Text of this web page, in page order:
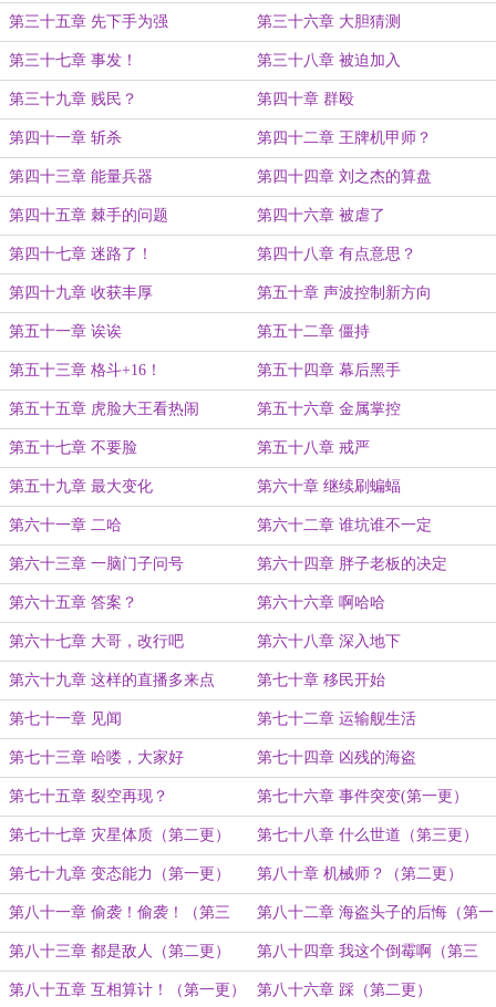
第三十五章 先下手为强 第三十六章 大胆猜测
第三十七章 事发！ 第三十八章 被迫加入
第三十九章 贱民？ 第四十章 群殴
第四十一章 斩杀 第四十二章 王牌机甲师？
第四十三章 能量兵器 第四十四章 刘之杰的算盘
第四十五章 棘手的问题 第四十六章 被虐了
第四十七章 迷路了！ 第四十八章 有点意思？
第四十九章 收获丰厚 第五十章 声波控制新方向
第五十一章 诶诶 第五十二章 僵持
第五十三章 格斗+16！ 第五十四章 幕后黑手
第五十五章 虎脸大王看热闹 第五十六章 金属掌控
第五十七章 不要脸 第五十八章 戒严
第五十九章 最大变化 第六十章 继续刷蝙蝠
第六十一章 二哈 第六十二章 谁坑谁不一定
第六十三章 一脑门子问号 第六十四章 胖子老板的决定
第六十五章 答案？ 第六十六章 啊哈哈
第六十七章 大哥，改行吧 第六十八章 深入地下
第六十九章 这样的直播多来点 第七十章 移民开始
第七十一章 见闻 第七十二章 运输舰生活
第七十三章 哈喽，大家好 第七十四章 凶残的海盗
第七十五章 裂空再现？ 第七十六章 事件突变(第一更）
第七十七章 灾星体质（第二更） 第七十八章 什么世道（第三更）
第七十九章 变态能力（第一更） 第八十章 机械师？（第二更）
第八十一章 偷袭！偷袭！（第三
更）
第八十二章 海盗头子的后悔（第一
更）
第八十三章 都是敌人（第二更） 第八十四章 我这个倒霉啊（第三
更）
第八十五章 互相算计！（第一更） 第八十六章 踩（第二更）